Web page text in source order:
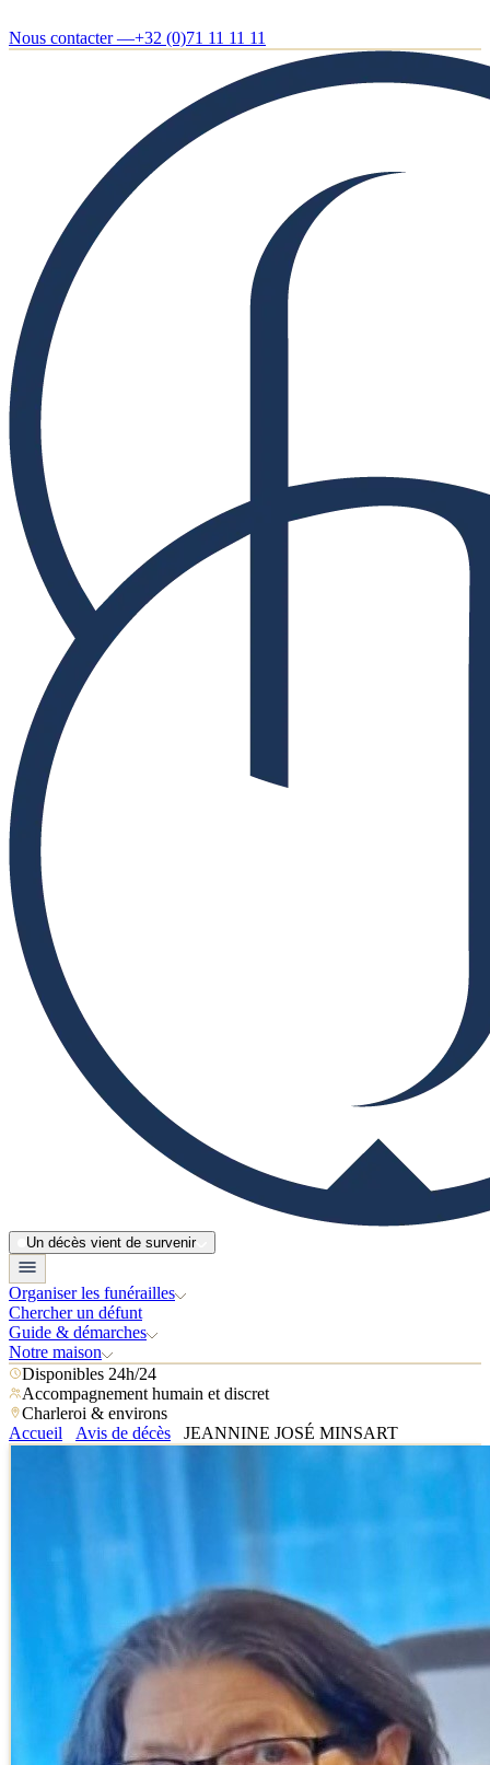
Nous contacter —+32 (0)71 11 11 11
Un décès vient de survenir
Organiser les funérailles
Chercher un défunt
Guide & démarches
Notre maison
Disponibles 24h/24
Accompagnement humain et discret
Charleroi & environs
Accueil
Avis de décès JEANNINE JOSÉ MINSART